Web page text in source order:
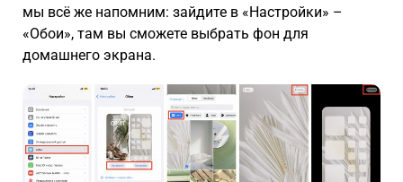
мы всё же напомним: зайдите в «Настройки» –
«Обои», там вы сможете выбрать фон для
домашнего экрана.